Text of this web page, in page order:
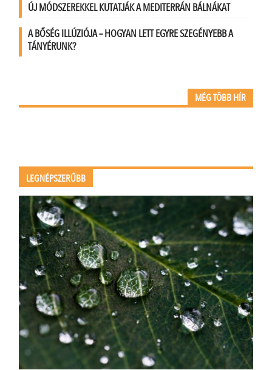
ÚJ MÓDSZEREKKEL KUTATJÁK A MEDITERRÁN BÁLNÁKAT
A BŐSÉG ILLÚZIÓJA – HOGYAN LETT EGYRE SZEGÉNYEBB A
TÁNYÉRUNK?
MÉG TÖBB HÍR
LEGNÉPSZERŰBB